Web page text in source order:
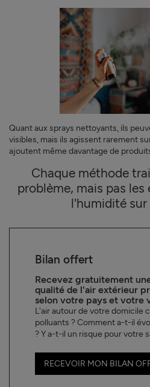
Quant aux sprays nettoyants, ils
visibles, mais ils agissent rarement
ajoutent même davantage de
Chaque méthode
problème, mais pas
l'humidité sur
Bilan offert
Recevez gratuitement
qualité de l'air extérieur
selon votre pays et votre
L'air autour de votre domicile
polluants ? Comment a-t-il
? Y a-t-il un risque pour votre
RECEVOIR MON BILAN